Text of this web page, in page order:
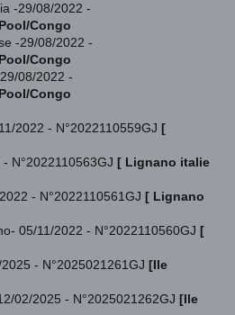
-29/08/2022 -
Congo
-29/08/2022 -
Congo
08/2022 -
Congo
2022 - N°2022110559GJ [
N°2022110563GJ [ Lignano italie
- N°2022110561GJ [ Lignano
- 05/11/2022 - N°2022110560GJ [
- N°2025021261GJ [Ile
02/2025 - N°2025021262GJ [Ile